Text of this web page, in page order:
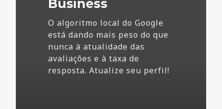
Business
O algoritmo local do Google
está dando mais peso do que
nunca à atualidade das
avaliações e à taxa de
resposta. Atualize seu perfil!